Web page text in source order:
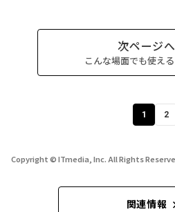
次ページへ
こんな場面でも使え
1 2
Copyright © ITmedia, Inc. All Rights
関連情報